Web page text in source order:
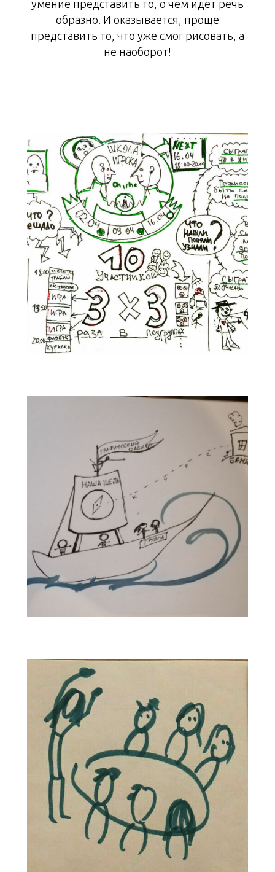
умение представить то, о чем идет речь
образно. И оказывается, проще
представить то, что уже смог рисовать, а
не наоборот!